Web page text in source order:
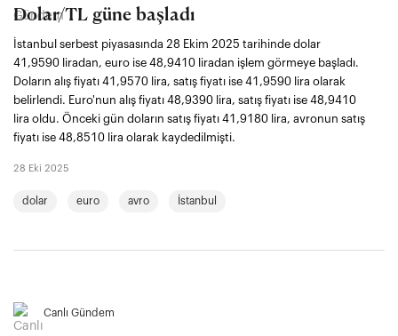
Dolar/TL güne başladı
İstanbul serbest piyasasında 28 Ekim 2025 tarihinde dolar
41,9590 liradan, euro ise 48,9410 liradan işlem görmeye başladı.
Doların alış fiyatı 41,9570 lira, satış fiyatı ise 41,9590 lira olarak
belirlendi. Euro'nun alış fiyatı 48,9390 lira, satış fiyatı ise 48,9410
lira oldu. Önceki gün doların satış fiyatı 41,9180 lira, avronun satış
fiyatı ise 48,8510 lira olarak kaydedilmişti.
28 Eki 2025
dolar euro avro İstanbul
Canlı Gündem